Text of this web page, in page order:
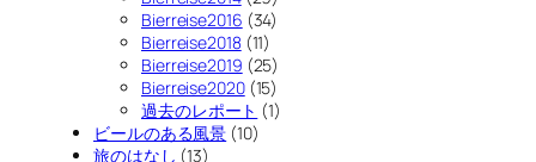
Bierreise2016 (34)
Bierreise2018(11)
Bierreise2019 (25)
Bierreise2020(15)
過去のレポート (1)
ビールのある風景 (10)
旅のはなし (13)